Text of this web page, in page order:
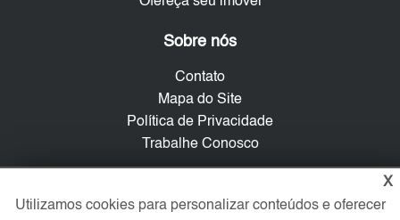
Sobre nós
Contato
Mapa do Site
Política de Privacidade
Trabalhe Conosco
X
Utilizamos cookies para personalizar conteúdos e oferecer